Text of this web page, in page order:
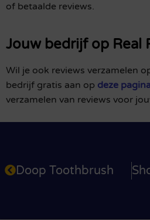
of betaalde reviews.
Jouw bedrijf op Real
Wil je ook reviews verzamelen
bedrijf gratis aan op deze
verzamelen van reviews voor
Doop Toothbrush